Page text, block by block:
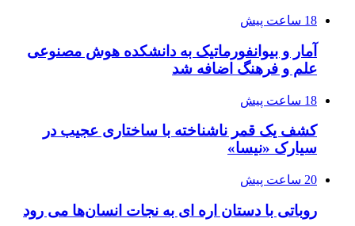
18 ساعت پیش
آمار و بیوانفورماتیک به دانشکده هوش مصنوعی
علم و فرهنگ اضافه شد
18 ساعت پیش
کشف یک قمر ناشناخته با ساختاری عجیب در
سیارک «نیسا»
20 ساعت پیش
روباتی با دستان اره ای به نجات انسان‌ها می رود